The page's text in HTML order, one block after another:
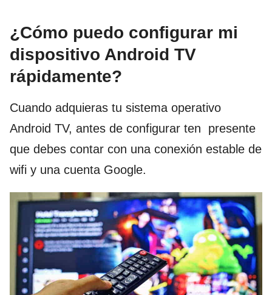
¿Cómo puedo configurar mi
dispositivo Android TV
rápidamente?
Cuando adquieras tu sistema operativo
Android TV, antes de configurar ten presente
que debes contar con una conexión estable de
wifi y una cuenta Google.